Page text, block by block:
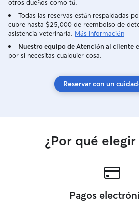
otros dueños como tú.
Todas las reservas están respaldadas
cubre hasta $25,000 de reembolso de
asistencia veterinaria. Más información
Nuestro equipo de Atención al cliente
por si necesitas cualquier cosa.
Reservar con un
¿Por qué elegir
Pagos